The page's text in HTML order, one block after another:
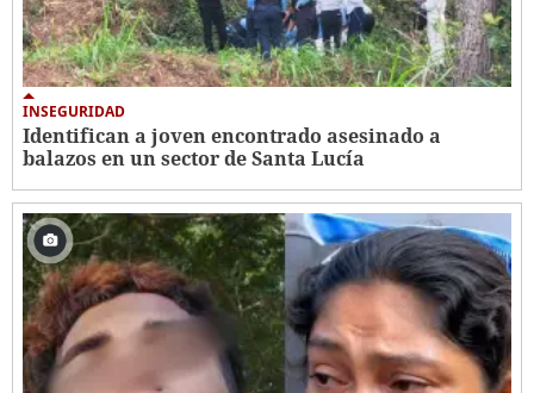
INSEGURIDAD
Identifican a joven encontrado asesinado a
balazos en un sector de Santa Lucía